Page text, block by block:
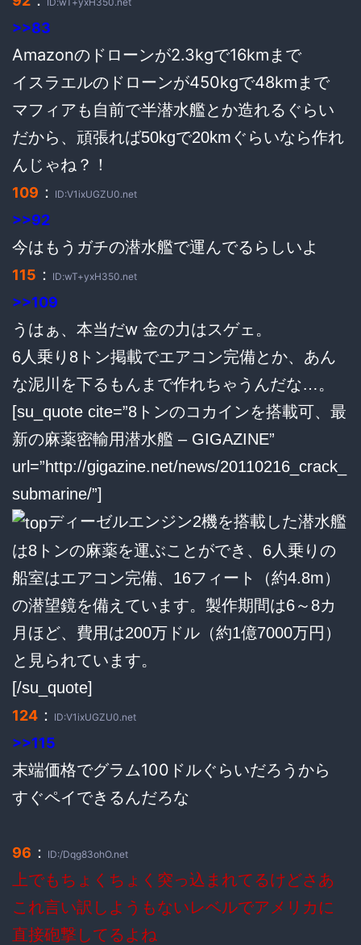
>>83
Amazonのドローンが2.3kgで16kmまで
イスラエルのドローンが450kgで48kmまで
マフィアも自前で半潜水艦とか造れるぐらい
だから、頑張れば50kgで20kmぐらいなら作れ
んじゃね？！
109 ： ID:V1ixUGZU0.net
>>92
今はもうガチの潜水艦で運んでるらしいよ
115 ： ID:wT+yxH350.net
>>109
うはぁ、本当だw 金の力はスゲェ。
6人乗り8トン掲載でエアコン完備とか、あん
な泥川を下るもんまで作れちゃうんだな…。
[su_quote cite=”8トンのコカインを搭載可、最
新の麻薬密輸用潜水艦 – GIGAZINE”
url=”http://gigazine.net/news/20110216_crack_
submarine/”]
ディーゼルエンジン2機を搭載した潜水艦
は8トンの麻薬を運ぶことができ、6人乗りの
船室はエアコン完備、16フィート（約4.8m）
の潜望鏡を備えています。製作期間は6～8カ
月ほど、費用は200万ドル（約1億7000万円）
と見られています。
[/su_quote]
124 ： ID:V1ixUGZU0.net
>>115
末端価格でグラム100ドルぐらいだろうから
すぐペイできるんだろな
96 ： ID:/Dqg83ohO.net
上でもちょくちょく突っ込まれてるけどさあ
これ言い訳しようもないレベルでアメリカに
直接砲撃してるよね